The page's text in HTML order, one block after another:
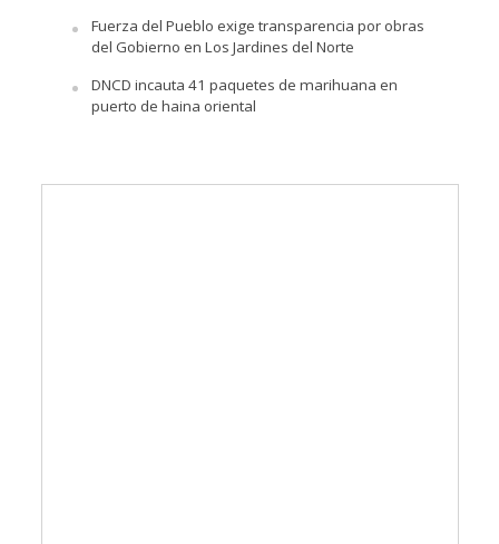
Fuerza del Pueblo exige transparencia por obras
del Gobierno en Los Jardines del Norte
DNCD incauta 41 paquetes de marihuana en
puerto de haina oriental